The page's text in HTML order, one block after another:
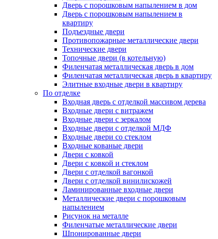
Дверь с порошковым напылением в дом
Дверь с порошковым напылением в
квартиру
Подъездные двери
Противопожарные металлические двери
Технические двери
Топочные двери (в котельную)
Филенчатая металлическая дверь в дом
Филенчатая металлическая дверь в квартиру
Элитные входные двери в квартиру
По отделке
Входная дверь с отделкой массивом дерева
Входные двери с витражем
Входные двери с зеркалом
Входные двери с отделкой МДФ
Входные двери со стеклом
Входные кованые двери
Двери с ковкой
Двери с ковкой и стеклом
Двери с отделкой вагонкой
Двери с отделкой винилискожей
Ламинированные входные двери
Металлические двери с порошковым
напылением
Рисунок на металле
Филенчатые металлические двери
Шпонированные двери